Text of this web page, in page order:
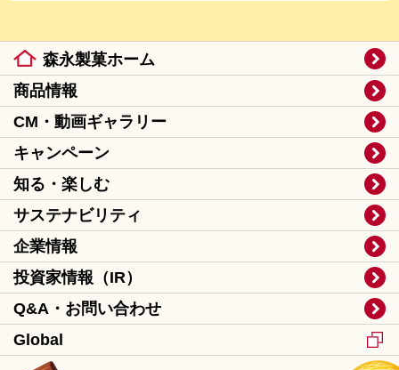
森永製菓ホーム
商品情報
CM・動画ギャラリー
キャンペーン
知る・楽しむ
サステナビリティ
企業情報
投資家情報（IR）
Q&A・お問い合わせ
Global